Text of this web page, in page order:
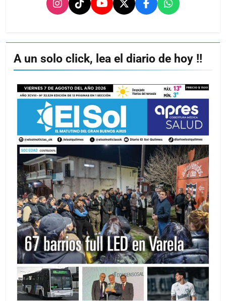
A un solo click, lea el diario de hoy !!